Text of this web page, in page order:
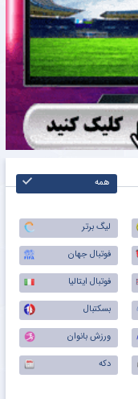
همه
لیگ برتر
فوتبال جهان
فوتبال ایتالیا
بسکتبال
ورزش بانوان
دکه